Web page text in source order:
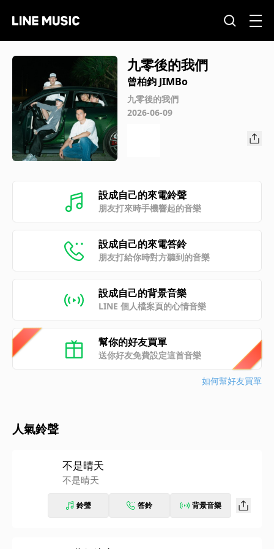
九零後的我們
曾柏鈞 JIMBo
九零後的我們
2026-06-09
設成自己的來電鈴聲
朋友打來時手機響起的音樂
設成自己的來電答鈴
朋友打給你時對方聽到的音樂
設成自己的背景音樂
LINE 個人檔案頁的心情音樂
幫你的好友買單
送你好友免費設定這首音樂
如何幫好友買單
人氣鈴聲
不是晴天
不是晴天
鈴聲 答鈴 背景音樂